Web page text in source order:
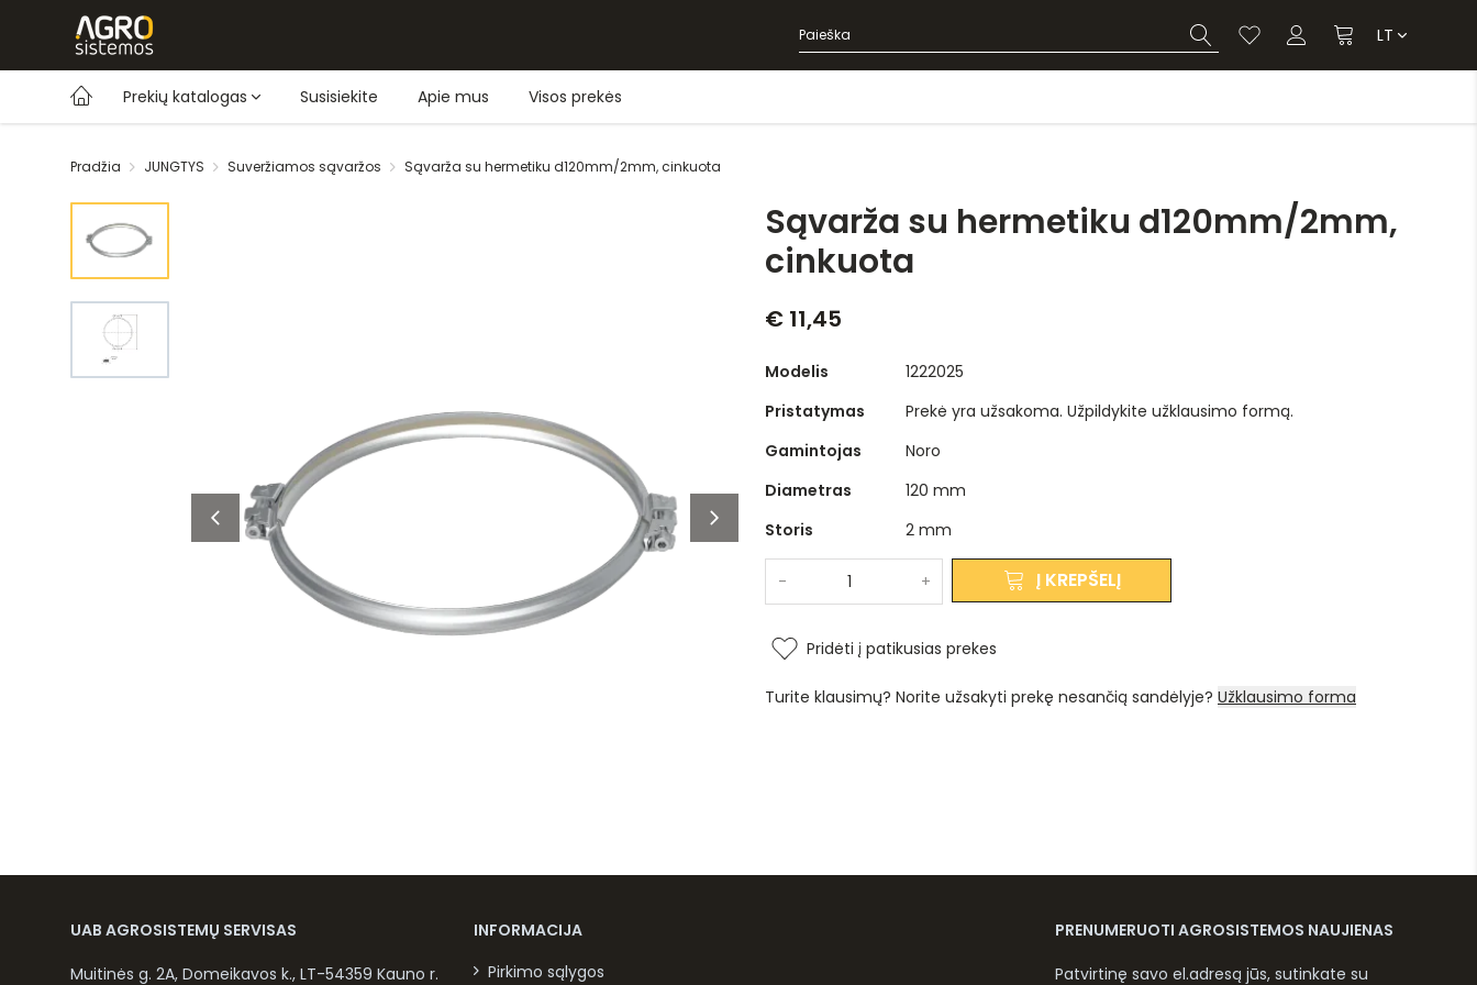
LT
Prekių katalogas Susisiekite Apie mus Visos prekės
Pradžia JUNGTYS Suveržiamos sąvaržos Sąvarža su hermetiku d120mm/2mm, cinkuota
Sąvarža su hermetiku d120mm/2mm,
cinkuota
€ 11,45
Modelis
1222025
Pristatymas
Prekė yra užsakoma. Užpildykite užklausimo formą.
Gamintojas
Noro
Diametras
120 mm
Storis
2 mm
- + Į KREPŠELĮ
Pridėti į patikusias prekes
Turite klausimų? Norite užsakyti prekę nesančią sandėlyje? Užklausimo forma
UAB AGROSISTEMŲ SERVISAS
Muitinės g. 2A, Domeikavos k., LT-54359 Kauno r.
INFORMACIJA
Pirkimo sąlygos
PRENUMERUOTI AGROSISTEMOS NAUJIENAS
Patvirtinę savo el.adresą jūs, sutinkate su